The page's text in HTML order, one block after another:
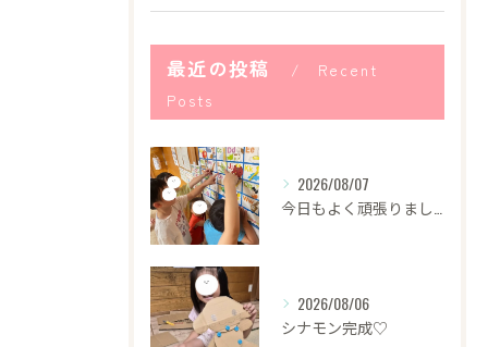
最近の投稿
Recent
Posts
2026/08/07
今日もよく頑張りました！
2026/08/06
シナモン完成♡